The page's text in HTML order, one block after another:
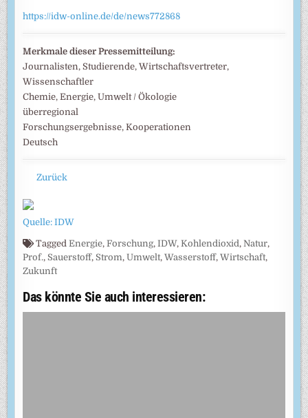
https://idw-online.de/de/news772868
Merkmale dieser Pressemitteilung:
Journalisten, Studierende, Wirtschaftsvertreter,
Wissenschaftler
Chemie, Energie, Umwelt / Ökologie
überregional
Forschungsergebnisse, Kooperationen
Deutsch
Zurück
Quelle: IDW
TaggedEnergie,Forschung,IDW,Kohlendioxid , Natur,
Prof., Sauerstoff, Strom,Umwelt,Wasserstoff,Wirtschaft,
Zukunft
Das könnte Sie auch interessieren: